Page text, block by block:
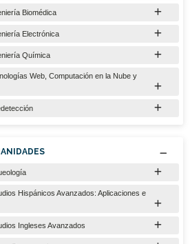
Biomédica
Electrónica
Química
Web, Computación en la Nube y
Hispánicos Avanzados: Aplicaciones e
Ingleses Avanzados